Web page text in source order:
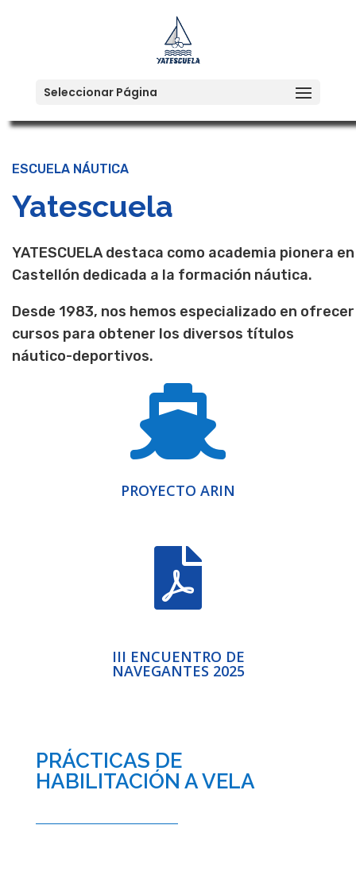
Seleccionar Página
ESCUELA NÁUTICA
Yatescuela
YATESCUELA destaca como academia pionera en
Castellón dedicada a la formación náutica.
Desde 1983, nos hemos especializado en ofrecer
cursos para obtener los diversos títulos
náutico-deportivos.

PROYECTO ARIN

III ENCUENTRO DE
NAVEGANTES 2025
PRÁCTICAS DE
HABILITACIÓN A VELA